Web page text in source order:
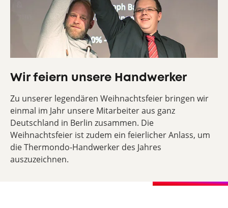
Wir feiern unsere Handwerker
Zu unserer legendären Weihnachtsfeier bringen wir
einmal im Jahr unsere Mitarbeiter aus ganz
Deutschland in Berlin zusammen. Die
Weihnachtsfeier ist zudem ein feierlicher Anlass, um
die Thermondo-Handwerker des Jahres
auszuzeichnen.